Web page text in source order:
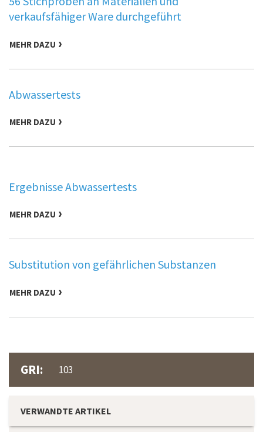
verkaufsfähiger Ware durchgeführt
MEHR DAZU
Abwassertests
MEHR DAZU
Ergebnisse Abwassertests
MEHR DAZU
Substitution von gefährlichen Substanzen
MEHR DAZU
GRI: 103
VERWANDTE ARTIKEL